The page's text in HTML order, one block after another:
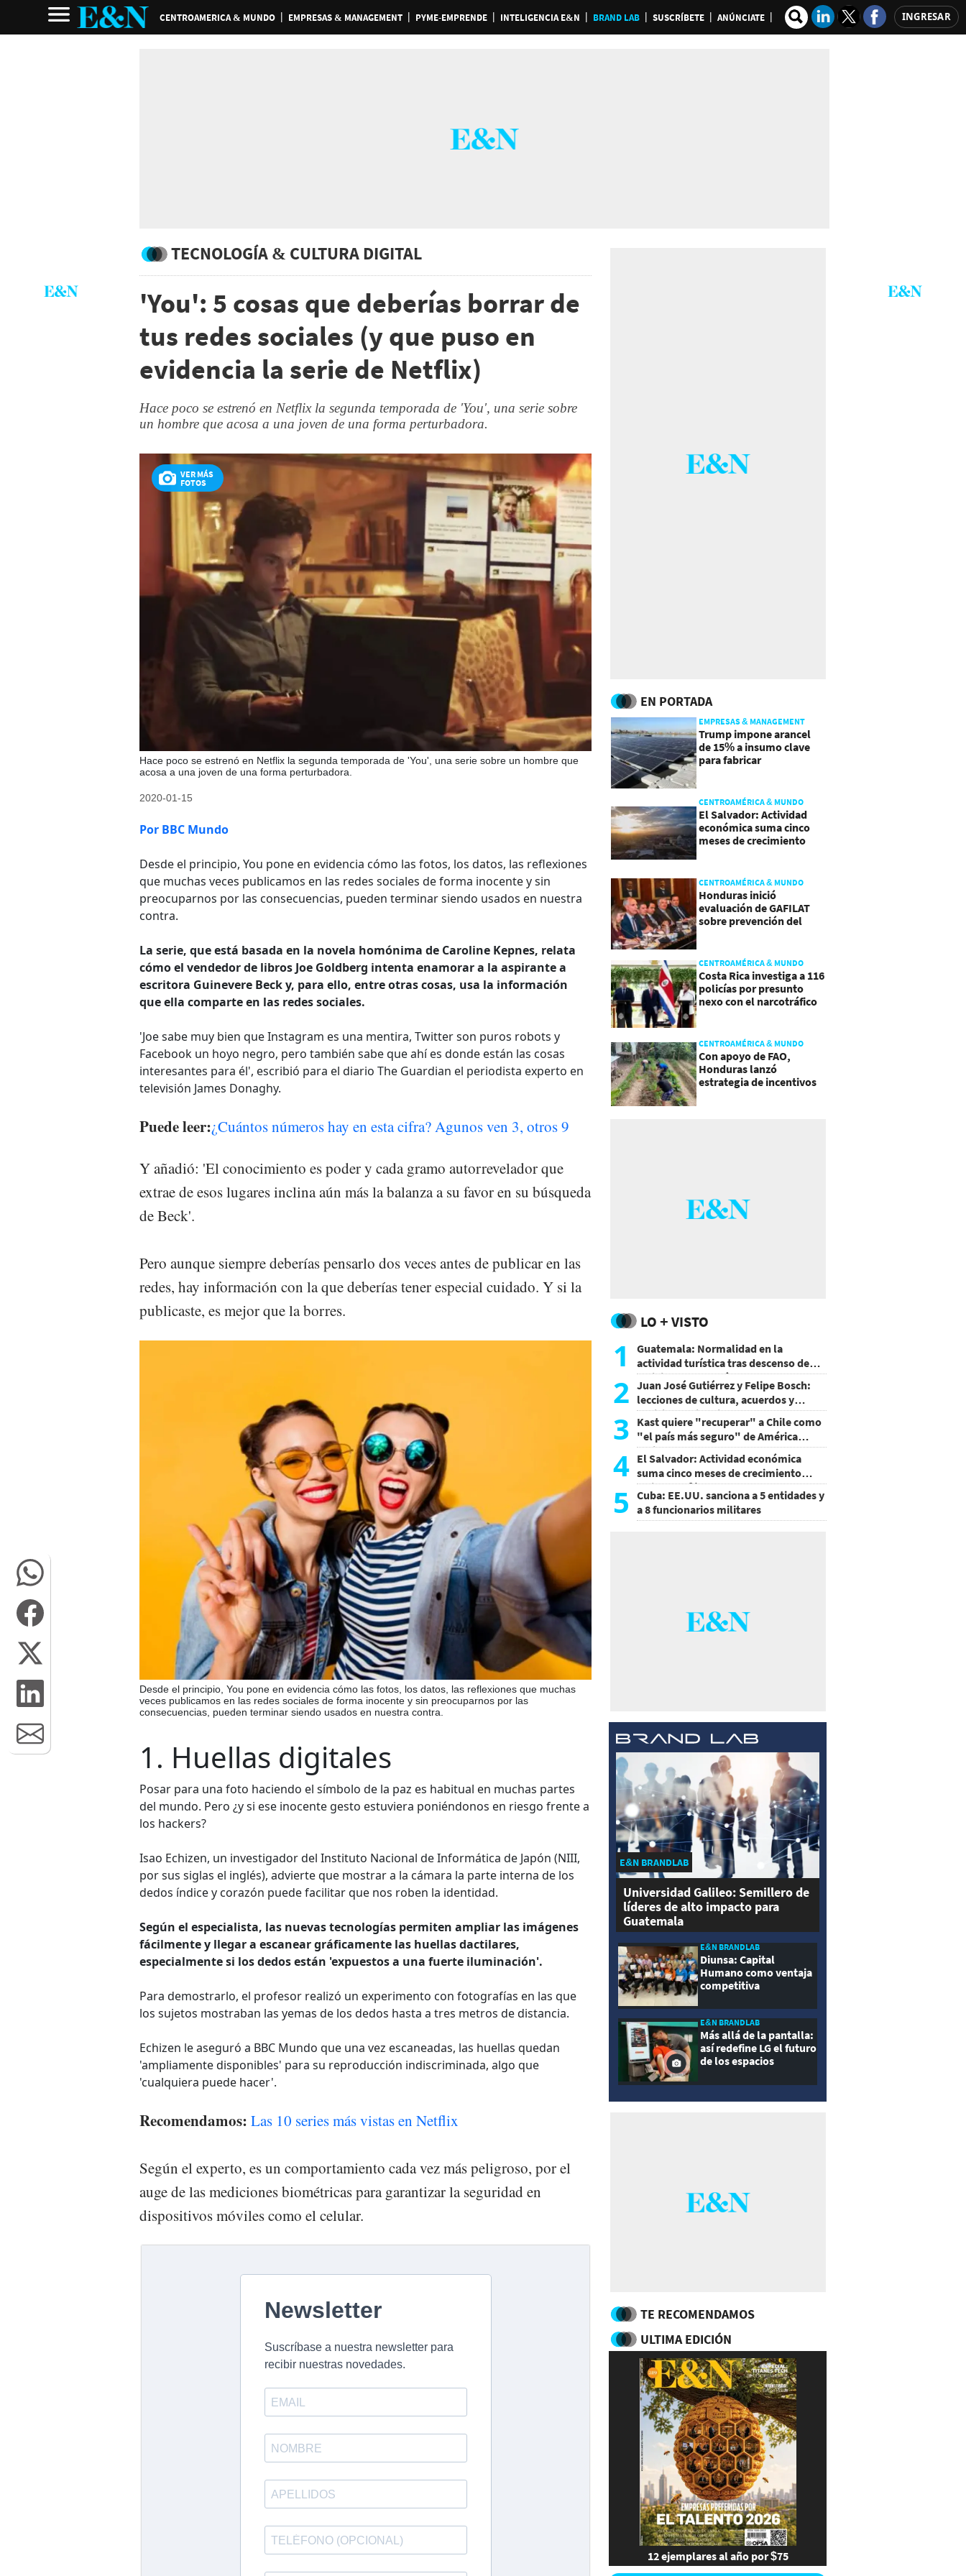
CENTROAMERICA & MUNDO EMPRESAS & MANAGEMENT PYME-EMPRENDE INTELIGENCIA E&N BRAND LAB SUSCRÍBETE ANÚNCIATE INGRESAR
TECNOLOGÍA & CULTURA DIGITAL
'You': 5 cosas que deberías borrar de
tus redes sociales (y que puso en
evidencia la serie de Netflix)
Hace poco se estrenó en Netflix la segunda temporada de 'You', una serie sobre
un hombre que acosa a una joven de una forma perturbadora.
VER MÁS
FOTOS
Hace poco se estrenó en Netflix la segunda temporada de 'You', una serie sobre un hombre que
acosa a una joven de una forma perturbadora.
2020-01-15
Por BBC Mundo
Desde el principio, You pone en evidencia cómo las fotos, los datos, las reflexiones
que muchas veces publicamos en las redes sociales de forma inocente y sin
preocuparnos por las consecuencias, pueden terminar siendo usados en nuestra
contra.
La serie, que está basada en la novela homónima de Caroline Kepnes, relata
cómo el vendedor de libros Joe Goldberg intenta enamorar a la aspirante a
escritora Guinevere Beck y, para ello, entre otras cosas, usa la información
que ella comparte en las redes sociales.
'Joe sabe muy bien que Instagram es una mentira, Twitter son puros robots y
Facebook un hoyo negro, pero también sabe que ahí es donde están las cosas
interesantes para él', escribió para el diario The Guardian el periodista experto en
televisión James Donaghy.
Puede leer:¿Cuántos números hay en esta cifra? Agunos ven 3, otros 9
Y añadió: 'El conocimiento es poder y cada gramo autorrevelador que
extrae de esos lugares inclina aún más la balanza a su favor en su búsqueda
de Beck'.
Pero aunque siempre deberías pensarlo dos veces antes de publicar en las
redes, hay información con la que deberías tener especial cuidado. Y si la
publicaste, es mejor que la borres.
Desde el principio, You pone en evidencia cómo las fotos, los datos, las reflexiones que muchas
veces publicamos en las redes sociales de forma inocente y sin preocuparnos por las
consecuencias, pueden terminar siendo usados en nuestra contra.
1. Huellas digitales
Posar para una foto haciendo el símbolo de la paz es habitual en muchas partes
del mundo. Pero ¿y si ese inocente gesto estuviera poniéndonos en riesgo frente a
los hackers?
Isao Echizen, un investigador del Instituto Nacional de Informática de Japón (NIII,
por sus siglas el inglés), advierte que mostrar a la cámara la parte interna de los
dedos índice y corazón puede facilitar que nos roben la identidad.
Según el especialista, las nuevas tecnologías permiten ampliar las imágenes
fácilmente y llegar a escanear gráficamente las huellas dactilares,
especialmente si los dedos están 'expuestos a una fuerte iluminación'.
Para demostrarlo, el profesor realizó un experimento con fotografías en las que
los sujetos mostraban las yemas de los dedos hasta a tres metros de distancia.
Echizen le aseguró a BBC Mundo que una vez escaneadas, las huellas quedan
'ampliamente disponibles' para su reproducción indiscriminada, algo que
'cualquiera puede hacer'.
Recomendamos: Las 10 series más vistas en Netflix
Según el experto, es un comportamiento cada vez más peligroso, por el
auge de las mediciones biométricas para garantizar la seguridad en
dispositivos móviles como el celular.
EN PORTADA
EMPRESAS & MANAGEMENT
Trump impone arancel
de 15% a insumo clave
para fabricar
CENTROAMÉRICA & MUNDO
El Salvador: Actividad
económica suma cinco
meses de crecimiento
CENTROAMÉRICA & MUNDO
Honduras inició
evaluación de GAFILAT
sobre prevención del
CENTROAMÉRICA & MUNDO
Costa Rica investiga a 116
policías por presunto
nexo con el narcotráfico
CENTROAMÉRICA & MUNDO
Con apoyo de FAO,
Honduras lanzó
estrategia de incentivos
LO + VISTO
1
Guatemala: Normalidad en la
actividad turística tras descenso de
actividad del volcán de Fuego
2 Juan José Gutiérrez y Felipe Bosch:
lecciones de cultura, acuerdos y
decisiones sin miedo
3 Kast quiere "recuperar" a Chile como
"el país más seguro" de América
Latina
4 El Salvador: Actividad económica
suma cinco meses de crecimiento
arriba de 4%
5
Cuba: EE.UU. sanciona a 5 entidades y
a 8 funcionarios militares
E&N BRANDLAB
Universidad Galileo: Semillero de
líderes de alto impacto para
Guatemala
E&N BRANDLAB
Diunsa: Capital
Humano como ventaja
competitiva
E&N BRANDLAB
Más allá de la pantalla:
así redefine LG el futuro
de los espacios
TE RECOMENDAMOS
ULTIMA EDICIÓN
12 ejemplares al año por $75